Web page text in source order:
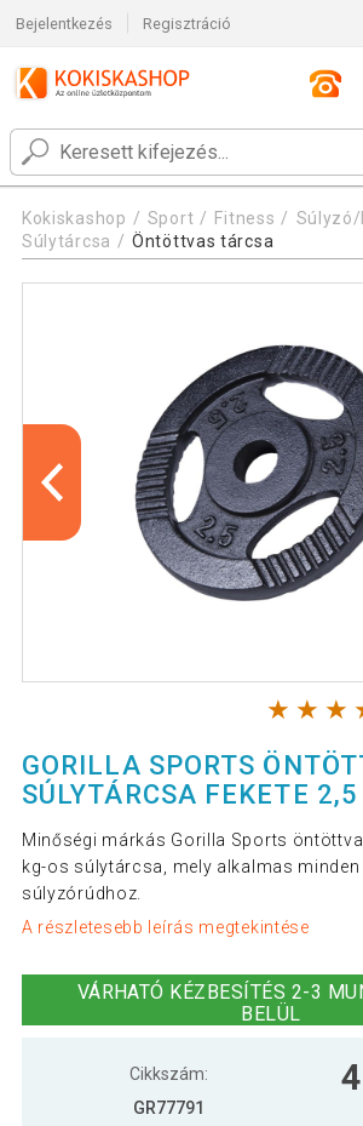
Bejelentkezés Regisztráció
Kokiskashop Sport Fitness
Súlyzó/
Súlytárcsa
Öntöttvas tárcsa
GORILLA SPORTS
SÚLYTÁRCSA FEKETE 2,5
Minőségi márkás Gorilla Sports
kg-os súlytárcsa, mely alkalmas
súlyzórúdhoz.
A részletesebb leírás megtekintése
VÁRHATÓ KÉZBESÍTÉS 2-3
BELÜL
Cikkszám:
GR77791